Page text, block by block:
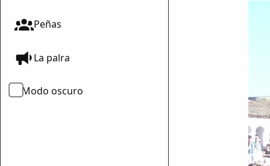
Peñas
La palra
Modo oscuro